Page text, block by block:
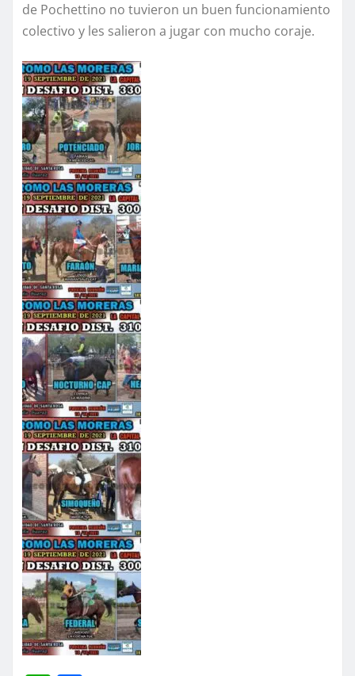
de Pochettino no tuvieron un buen funcionamiento
colectivo y les salieron a jugar con mucho coraje.